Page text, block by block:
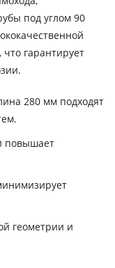
под углом 90
гарантирует
280 мм подходят
повышает
геометрии и